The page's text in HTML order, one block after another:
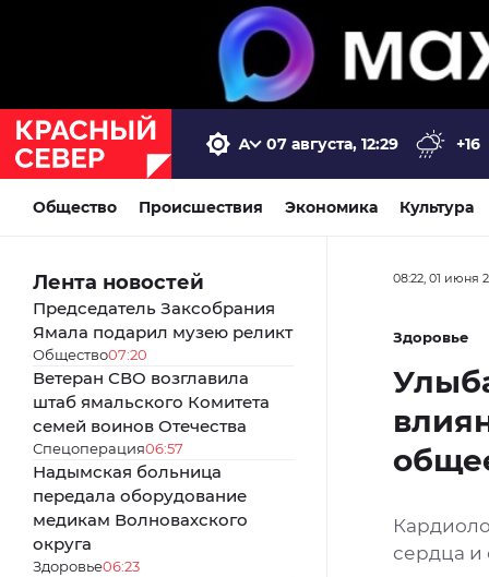
07 августа, 12:29 +16
Общество Происшествия Экономика Культура
Лента новостей
Председатель Заксобрания
Ямала подарил музею реликт
Общество07:20
Ветеран СВО возглавила
штаб ямальского Комитета
семей воинов Отечества
Спецоперация06:57
Надымская больница
передала оборудование
медикам Волновахского
округа
Здоровье06:23
08:22, 01 июня
Здоровье
сердца и